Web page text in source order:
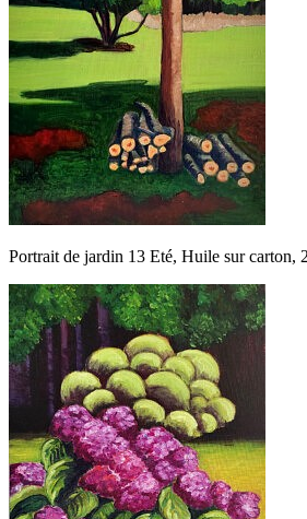
Portrait de jardin 13 Eté, Huile sur carton,